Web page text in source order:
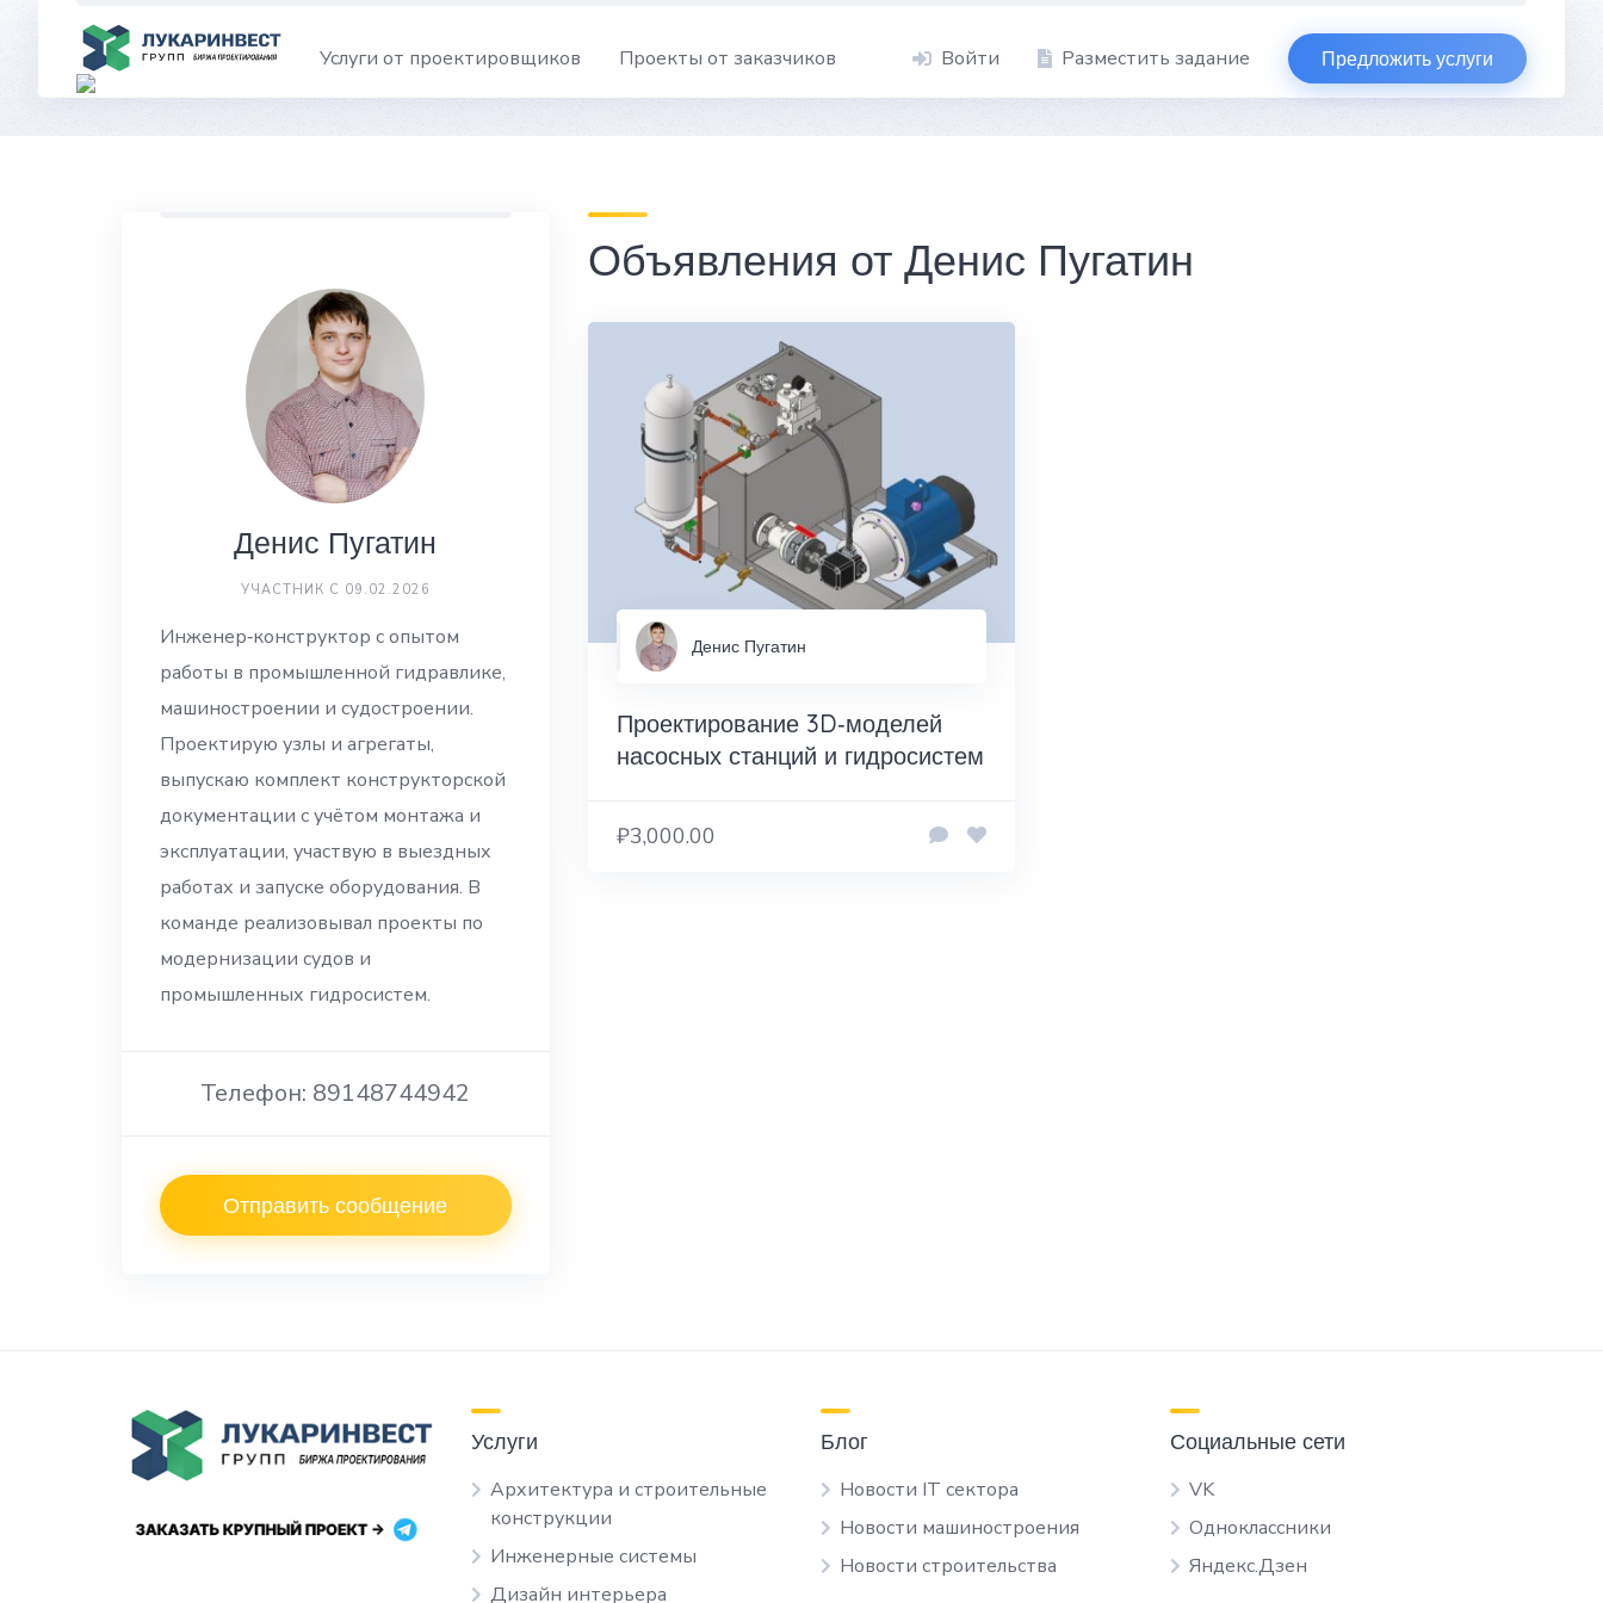
Услуги от проектировщиков Проекты от заказчиков Войти Разместить задание Предложить услуги
Денис Пугатин
УЧАСТНИК С 09.02.2026
Инженер‑конструктор с опытом
работы в промышленной гидравлике,
машиностроении и судостроении.
Проектирую узлы и агрегаты,
выпускаю комплект конструкторской
документации с учётом монтажа и
эксплуатации, участвую в выездных
работах и запуске оборудования. В
команде реализовывал проекты по
модернизации судов и
промышленных гидросистем.
Телефон: 89148744942
Отправить сообщение
Объявления от Денис Пугатин
Денис Пугатин
Проектирование 3D‑моделей
насосных станций и гидросистем
₽3,000.00
Услуги
Архитектура и строительные
конструкции
Инженерные системы
Дизайн интерьера
Блог
Новости IT сектора
Новости машиностроения
Новости строительства
Социальные сети
VK
Одноклассники
Яндекс.Дзен